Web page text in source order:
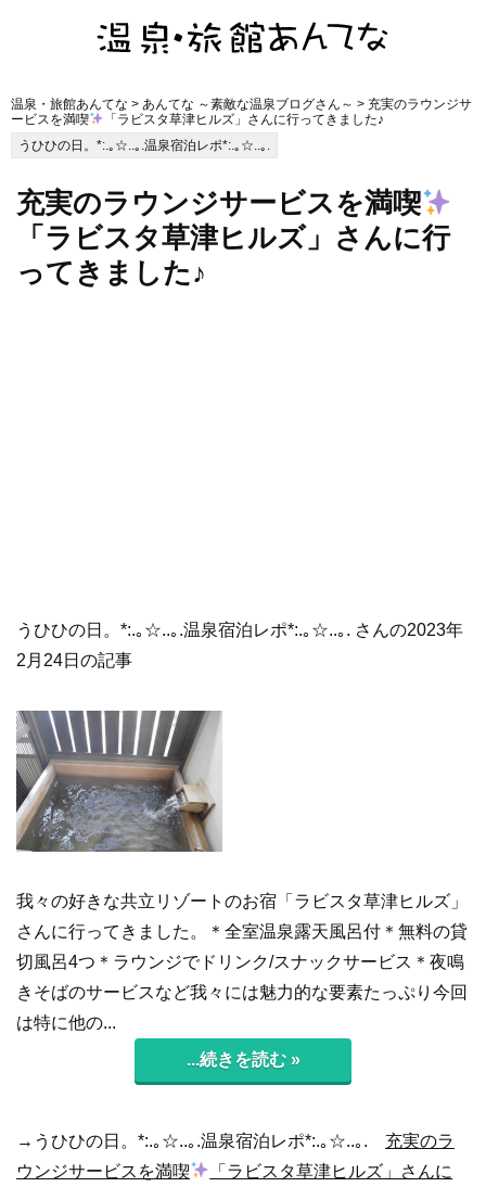
温泉・旅館あんてな > あんてな ～素敵な温泉ブログさん～ > 充実のラウンジサ
ービスを満喫
「ラビスタ草津ヒルズ」さんに行ってきました♪
うひひの日。*:.｡☆..｡.温泉宿泊レポ*:.｡☆..｡.
充実のラウンジサービスを満喫
「ラビスタ草津ヒルズ」さんに行
ってきました♪
うひひの日。*:.｡☆..｡.温泉宿泊レポ*:.｡☆..｡. さんの2023年
2月24日の記事
我々の好きな共立リゾートのお宿「ラビスタ草津ヒルズ」
さんに行ってきました。＊全室温泉露天風呂付＊無料の貸
切風呂4つ＊ラウンジでドリンク/スナックサービス＊夜鳴
きそばのサービスなど我々には魅力的な要素たっぷり今回
は特に他の...
...続きを読む »
→うひひの日。*:.｡☆..｡.温泉宿泊レポ*:.｡☆..｡. 充実のラ
ウンジサービスを満喫
「ラビスタ草津ヒルズ」さんに